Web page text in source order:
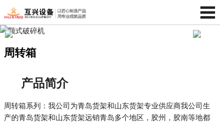
周转箱
产品简介
周转箱系列：我公司为青岛货架和山东货架专业供应商我公司生
产的青岛货架和山东货架远销青岛多个地区，胶州，胶南等地都